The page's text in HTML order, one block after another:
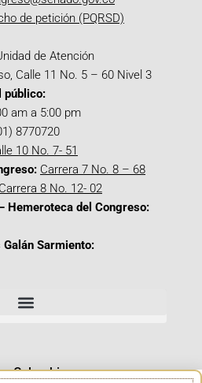
de petición (PQRSD)
de Atención
Calle 11 No. 5 – 60 Nivel 3
público:
am a 5:00 pm
8770720
10 No. 7- 51
Carrera 7 No. 8 – 68
Carrera 8 No. 12- 02
Hemeroteca del Congreso:
Sarmiento: